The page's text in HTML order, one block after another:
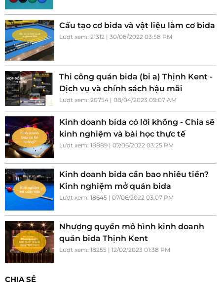
Cấu tạo cơ bida và vật liệu làm cơ bida
Lượt xem: 21312 | 30/08/2022 03:58 PM
Thi công quán bida (bi a) Thịnh Kent -
Dịch vụ và chính sách hậu mãi
Lượt xem: 20754 | 08/04/2023 09:07 AM
Kinh doanh bida có lời không - Chia sẽ
kinh nghiệm và bài học thực tế
Lượt xem: 18889 | 07/06/2022 03:25 PM
Kinh doanh bida cần bao nhiêu tiền?
Kinh nghiệm mở quán bida
Lượt xem: 18645 | 07/06/2022 03:07 PM
Nhượng quyền mô hình kinh doanh
quán bida Thịnh Kent
Lượt xem: 18255 | 12/02/2023 01:38 PM
CHIA SẺ